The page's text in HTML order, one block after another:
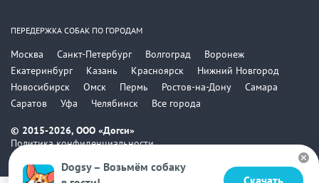
Dogsy – Возьмём собаку
Скачать
© 2015-2026, ООО «Догси»
Политика конфиденциальности
Соглашение
ПЕРЕДЕРЖКА СОБАК ПО ГОРОДАМ
Москва Санкт-Петербург Волгоград
Воронеж
Екатеринбург
Казань Красноярск
Нижний Новгород
Новосибирск
Омск Пермь Ростов-на-Дону
Самара
Саратов
Уфа Челябинск Все города